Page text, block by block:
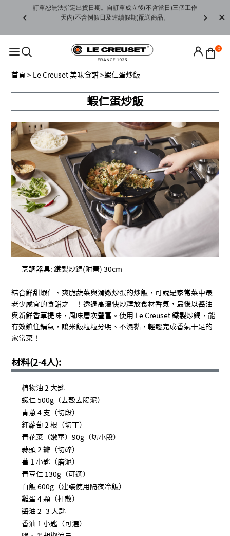
下水)，若
訂單恕無法指定出貨日期。自訂單成立後(不含當日)三個工作
天內(不含例假日及連續假期)配送商品。
請至
0
首頁 > Le Creuset 美味食譜 >蝦仁蛋炒飯
蝦仁蛋炒飯
烹調器具: 鐵製炒鍋(附蓋) 30cm
結合鮮甜蝦仁、爽脆蔬菜與滑嫩炒蛋的炒飯，可說是家常菜中最
老少咸宜的食譜之一！透過高溫快炒釋放食材香氣，最後以醬油
與新鮮香草提味，風味層次豐富。使用 Le Creuset 鐵製炒鍋，能
有效鎖住鍋氣，讓米飯粒粒分明、不濕黏，輕鬆完成香氣十足的
家常菜！
材料(2-4人):
植物油 2 大匙
蝦仁 500g（去殼去腸泥）
青蔥 4 支（切段）
紅蘿蔔 2 根（切丁）
青花菜（嫩莖）90g（切小段）
蒜頭 2 瓣（切碎）
薑 1 小匙（磨泥）
青豆仁 130g（可選）
白飯 600g（建議使用隔夜冷飯）
雞蛋 4 顆（打散）
醬油 2–3 大匙
香油 1 小匙（可選）